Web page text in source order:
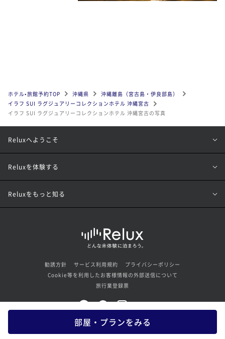
部屋・プランをみる
ホテル•旅館予約TOP 沖縄県
沖縄離島（宮古島・伊良部島）
イラフ SUI ラグジュアリーコレクションホテル 沖縄宮古
イラフ SUI ラグジュアリーコレクションホテル 沖縄宮古の写真
Reluxへようこそ
Reluxを体験する
Reluxをもっと知る
勧誘方針 サービス利用規約
プライバシーポリシー
Cookie等を利用したお客様情報の外部送信について
旅行業登録票
© Loco Partners Inc. All rights reserved.